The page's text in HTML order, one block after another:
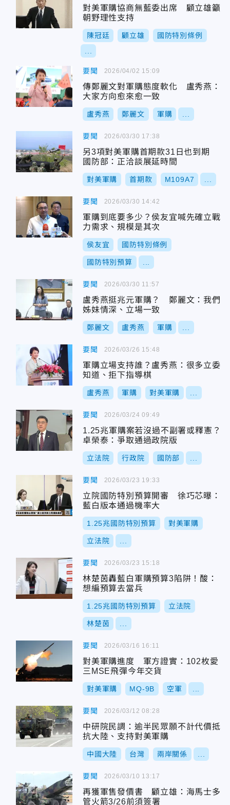
對美軍購協商無藍委出席 顧立雄籲
朝野理性支持
陳冠廷 顧立雄 國防特別條例
要聞
傳鄭麗文對軍購態度軟化 盧秀燕：
大家方向愈來愈一致
盧秀燕 鄭麗文 軍購
2026/04/02 15:09
要聞
另3項對美軍購首期款31日也到期
國防部：正洽談展延時間
對美軍購 首期款 M109A7
2026/03/30 17:38
要聞
軍購到底要多少？侯友宜喊先確立戰
力需求、規模是其次
侯友宜 國防特別條例
國防特別預算
2026/03/30 14:42
要聞
盧秀燕挺兆元軍購？ 鄭麗文：我們
姊妹情深、立場一致
鄭麗文 盧秀燕 軍購
2026/03/30 11:57
要聞
軍購立場支持誰？盧秀燕：很多立委
知道、拒下指導棋
盧秀燕 軍購 對美軍購
2026/03/26 15:48
要聞
1.25兆軍購案若沒過不副署或釋憲？
卓榮泰：爭取通過政院版
立法院 行政院 國防部
2026/03/24 09:49
要聞
立院國防特別預算開審 徐巧芯曝：
藍白版本通過機率大
1.25兆國防特別預算 對美軍購
立法院
2026/03/23 19:33
要聞
林楚茵轟藍白軍購預算3陷阱！酸：
想編預算去當兵
1.25兆國防特別預算 立法院
林楚茵
2026/03/23 15:18
要聞
對美軍購進度 軍方證實：102枚愛
三MSE飛彈今年交貨
對美軍購 MQ-9B 空軍
2026/03/16 16:11
要聞
中研院民調：逾半民眾願不計代價抵
抗大陸、支持對美軍購
中國大陸 台灣 兩岸關係
2026/03/12 08:28
要聞
再獲軍售發價書 顧立雄：海馬士多
管火箭3/26前須簽署
2026/03/10 13:17